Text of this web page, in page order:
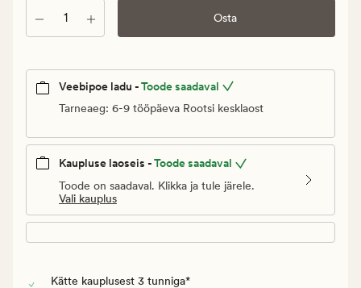
Kogus Osta
Veebipoe ladu -Toode saadaval
Tarneaeg: 6-9 tööpäeva Rootsi kesklaost
Kaupluse laoseis -Toode saadaval
Toode on saadaval. Klikka ja tule järele.
Vali kauplus
Kätte kauplusest 3 tunniga*